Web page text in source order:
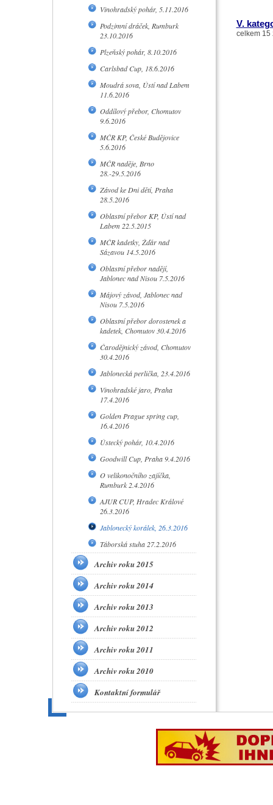
V.
celkem 15
Vinohradský pohár, 5.11.2016
Podzimní dráček, Rumburk
23.10.2016
Plzeňský pohár, 8.10.2016
Carlsbad Cup, 18.6.2016
Moudrá sova, Ústí nad Labem
11.6.2016
Oddílový přebor, Chomutov
9.6.2016
MČR KP, České Budějovice
5.6.2016
MČR naděje, Brno
28.-29.5.2016
Závod ke Dni dětí, Praha
28.5.2016
Oblastní přebor KP, Ústí nad
Labem 22.5.2015
MČR kadetky, Žďár nad
Sázavou 14.5.2016
Oblastní přebor nadějí,
Jablonec nad Nisou 7.5.2016
Májový závod, Jablonec nad
Nisou 7.5.2016
Oblastní přebor dorostenek a
kadetek, Chomutov 30.4.2016
Čarodějnický závod, Chomutov
30.4.2016
Jablonecká perlička, 23.4.2016
Vinohradské jaro, Praha
17.4.2016
Golden Prague spring cup,
16.4.2016
Ústecký pohár, 10.4.2016
Goodwill Cup, Praha 9.4.2016
O velikonočního zajíčka,
Rumburk 2.4.2016
AJUR CUP, Hradec Králové
26.3.2016
Jablonecký korálek, 26.3.2016
Táborská stuha 27.2.2016
Archiv roku 2015
Archiv roku 2014
Archiv roku 2013
Archiv roku 2012
Archiv roku 2011
Archiv roku 2010
Kontaktní formulář